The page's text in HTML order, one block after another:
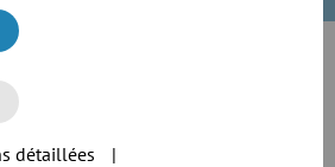
détaillées
|